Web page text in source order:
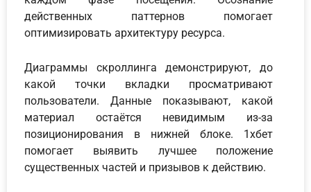
действенных паттернов помогает
оптимизировать архитектуру ресурса.
Диаграммы скроллинга демонстрируют, до
какой точки вкладки просматривают
пользователи. Данные показывают, какой
материал остаётся невидимым из-за
позиционирования в нижней блоке. 1хбет
помогает выявить лучшее положение
существенных частей и призывов к действию.